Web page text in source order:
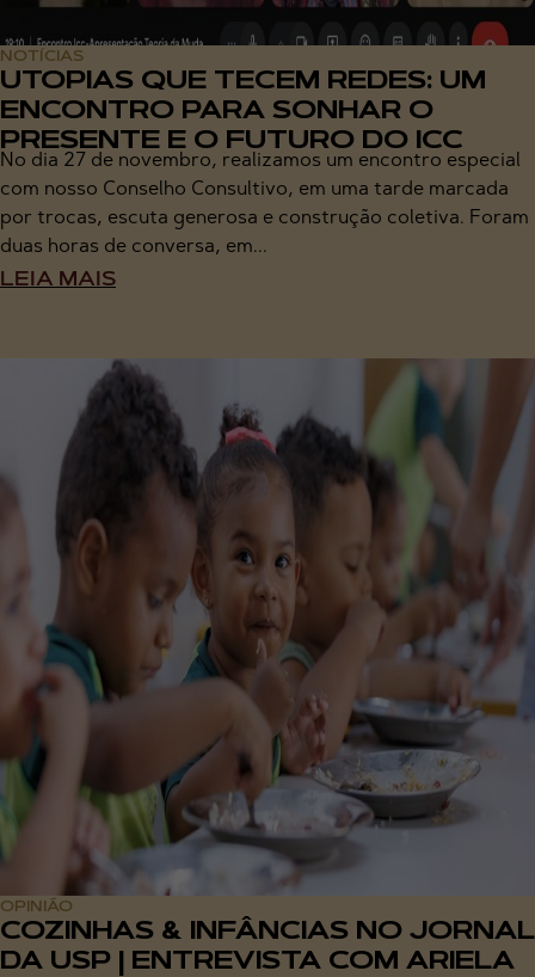
NOTÍCIAS
UTOPIAS QUE TECEM REDES: UM
ENCONTRO PARA SONHAR O
PRESENTE E O FUTURO DO ICC
No dia 27 de novembro, realizamos um encontro especial
com nosso Conselho Consultivo, em uma tarde marcada
por trocas, escuta generosa e construção coletiva. Foram
duas horas de conversa, em...
LEIA MAIS
OPINIÃO
COZINHAS & INFÂNCIAS NO JORNAL
DA USP | ENTREVISTA COM ARIELA